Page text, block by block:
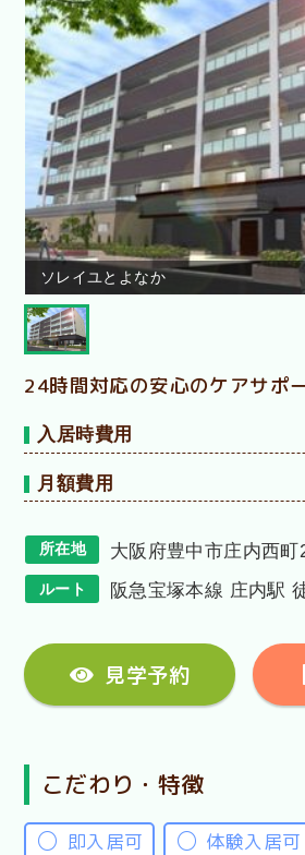
ソレイユとよなか
24時間対応の安心のケアサポ
入居時費用
月額費用
所在地 大阪府豊中市庄内西町
ルート 阪急宝塚本線 庄内駅
見学予約
こだわり・特徴
即入居可
体験入居可